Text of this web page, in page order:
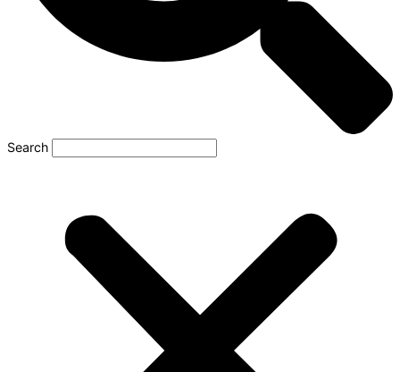
Search